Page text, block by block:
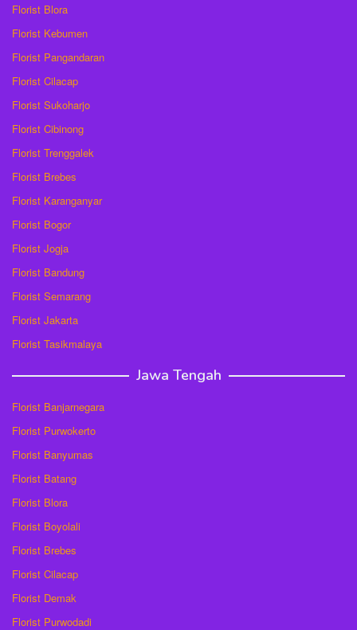
Florist Blora
Florist Kebumen
Florist Pangandaran
Florist Cilacap
Florist Sukoharjo
Florist Cibinong
Florist Trenggalek
Florist Brebes
Florist Karanganyar
Florist Bogor
Florist Jogja
Florist Bandung
Florist Semarang
Florist Jakarta
Florist Tasikmalaya
Jawa Tengah
Florist Banjarnegara
Florist Purwokerto
Florist Banyumas
Florist Batang
Florist Blora
Florist Boyolali
Florist Brebes
Florist Cilacap
Florist Demak
Florist Purwodadi